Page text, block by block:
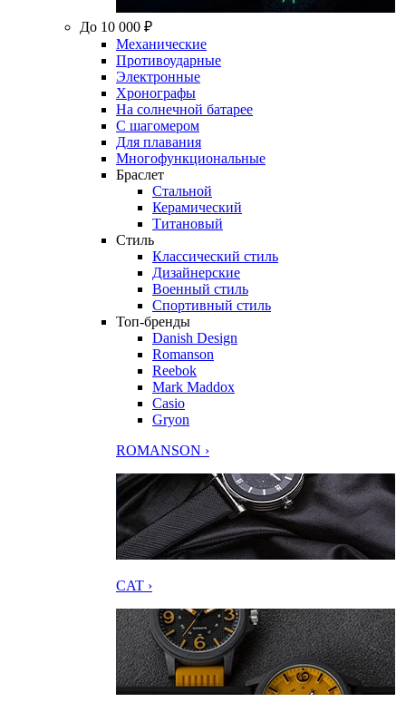
До 10 000 ₽
Механические
Противоударные
Электронные
Хронографы
На солнечной батарее
С шагомером
Для плавания
Многофункциональные
Браслет
Стальной
Керамический
Титановый
Стиль
Классический стиль
Дизайнерские
Военный стиль
Спортивный стиль
Топ-бренды
Danish Design
Romanson
Reebok
Mark Maddox
Casio
Gryon
ROMANSON ›
CAT ›